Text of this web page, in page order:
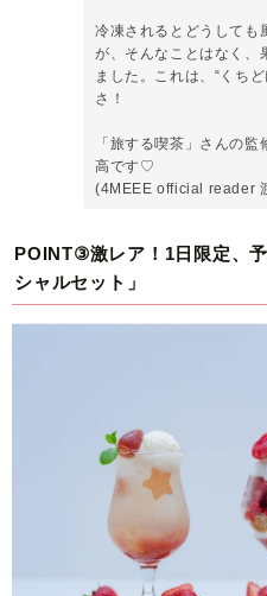
冷凍されるとどうしても
が、そんなことはなく、
ました。これは、“くち
さ！
「旅する喫茶」さんの
高です♡
(4MEEE official reader
POINT③激レア！1日限定、
シャルセット」